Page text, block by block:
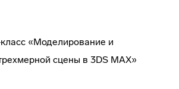
«Моделирование и
сцены в 3DS MAX»